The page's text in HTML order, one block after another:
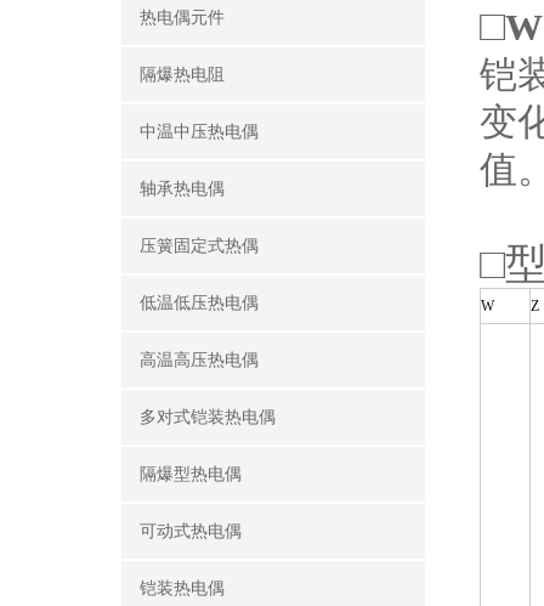
热电偶元件
隔爆热电阻
中温中压热电偶
轴承热电偶
压簧固定式热偶
低温低压热电偶
高温高压热电偶
多对式铠装热电偶
隔爆型热电偶
可动式热电偶
铠装热电偶
□
铠
变
值
□
W Z